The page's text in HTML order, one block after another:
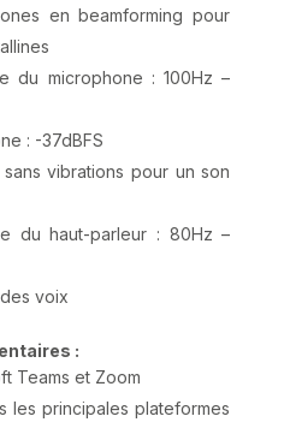
en beamforming pour
du microphone : 100Hz –
: -37dBFS
vibrations pour un son
du haut-parleur : 80Hz –
voix
:
Teams et Zoom
les principales plateformes